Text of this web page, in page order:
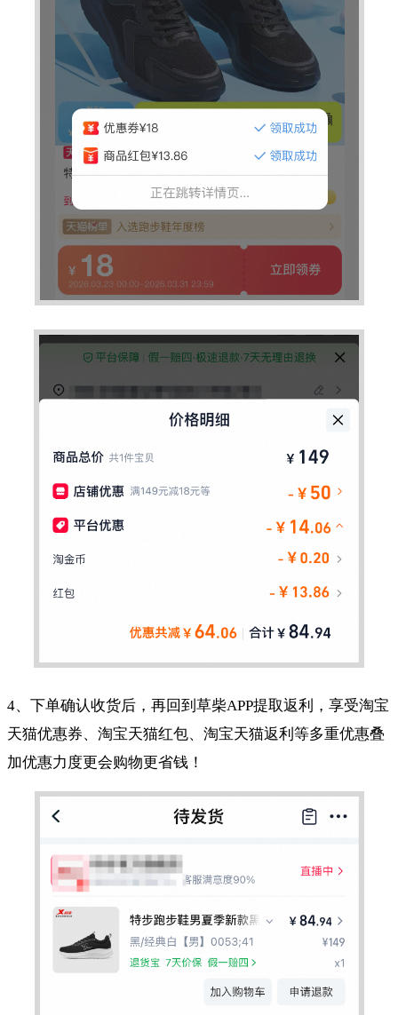
4、下单确认收货后，再回到草柴APP提取返利，享受淘宝
天猫优惠券、淘宝天猫红包、淘宝天猫返利等多重优惠叠
加优惠力度更会购物更省钱！